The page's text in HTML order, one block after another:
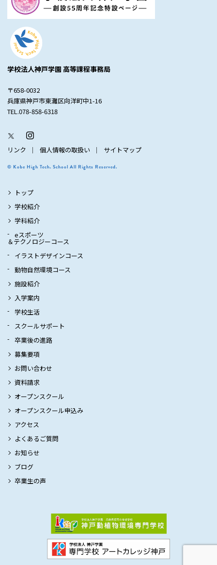
学校法人神戸学園 高等課程事務局
〒658-0032
兵庫県神戸市東灘区向洋町中1-16
TEL.078-858-6318
リンク 個人情報の取扱い サイトマップ
© Kobe High Tech. School All Rights Reserved.
トップ
学校紹介
学科紹介
eスポーツ
＆テクノロジーコース
イラストデザインコース
動物自然環境コース
施設紹介
入学案内
学校生活
スクールサポート
卒業後の進路
募集要項
お問い合わせ
資料請求
オープンスクール
オープンスクール申込み
アクセス
よくあるご質問
お知らせ
ブログ
卒業生の声